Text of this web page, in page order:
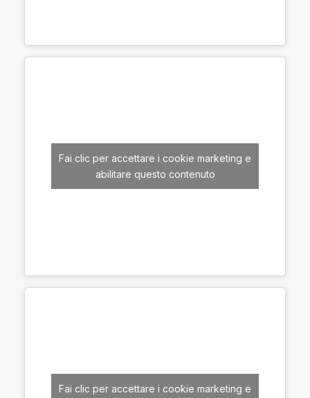
Fai clic per accettare i cookie marketing e
abilitare questo contenuto
Fai clic per accettare i cookie marketing e